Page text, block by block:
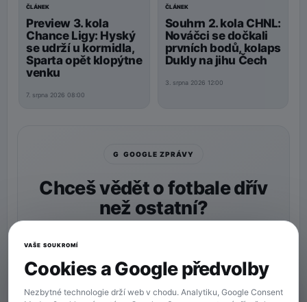
ČLÁNEK
Preview 3. kola
Chance Ligy: Hyský
se udrží u kormidla,
Sparta opět klopýtne
venku
7. srpna 2026 08:00
ČLÁNEK
Souhrn 2. kola CHNL:
Nováčci se dočkali
prvních bodů, kolaps
Dukly na jihu Čech
3. srpna 2026 12:00
G GOOGLE ZPRÁVY
Chceš vědět o fotbale dřív
než ostatní?
Více zpráv na Googlu
VAŠE SOUKROMÍ
Cookies a Google předvolby
Nezbytné technologie drží web v chodu. Analytiku, Google Consent